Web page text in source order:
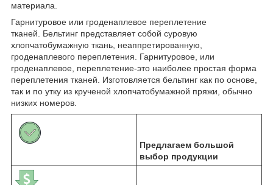
материала.
Гарнитуровое или гроденаплевое переплетение
тканей. Бельтинг представляет собой суровую
хлопчатобумажную ткань, неаппретированную,
гроденаплевого переплетения. Гарнитуровое, или
гроденаплевое, переплетение-это наиболее простая форма
переплетения тканей. Изготовляется бельтинг как по основе,
так и по утку из крученой хлопчатобумажной пряжи, обычно
низких номеров.
Предлагаем большой
выбор продукции